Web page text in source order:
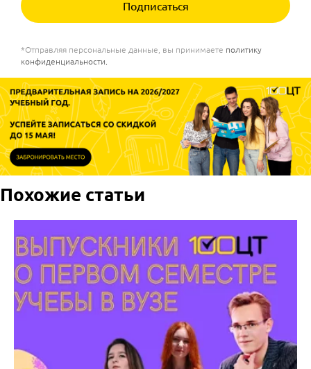
Подписаться
*Отправляя персональные данные, вы принимаете политику
конфиденциальности
Похожие статьи